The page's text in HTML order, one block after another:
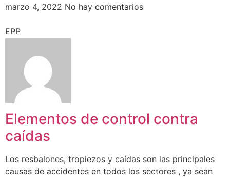
marzo 4, 2022 No hay comentarios
EPP
Elementos de control contra
caídas
Los resbalones, tropiezos y caídas son las principales
causas de accidentes en todos los sectores , ya sean